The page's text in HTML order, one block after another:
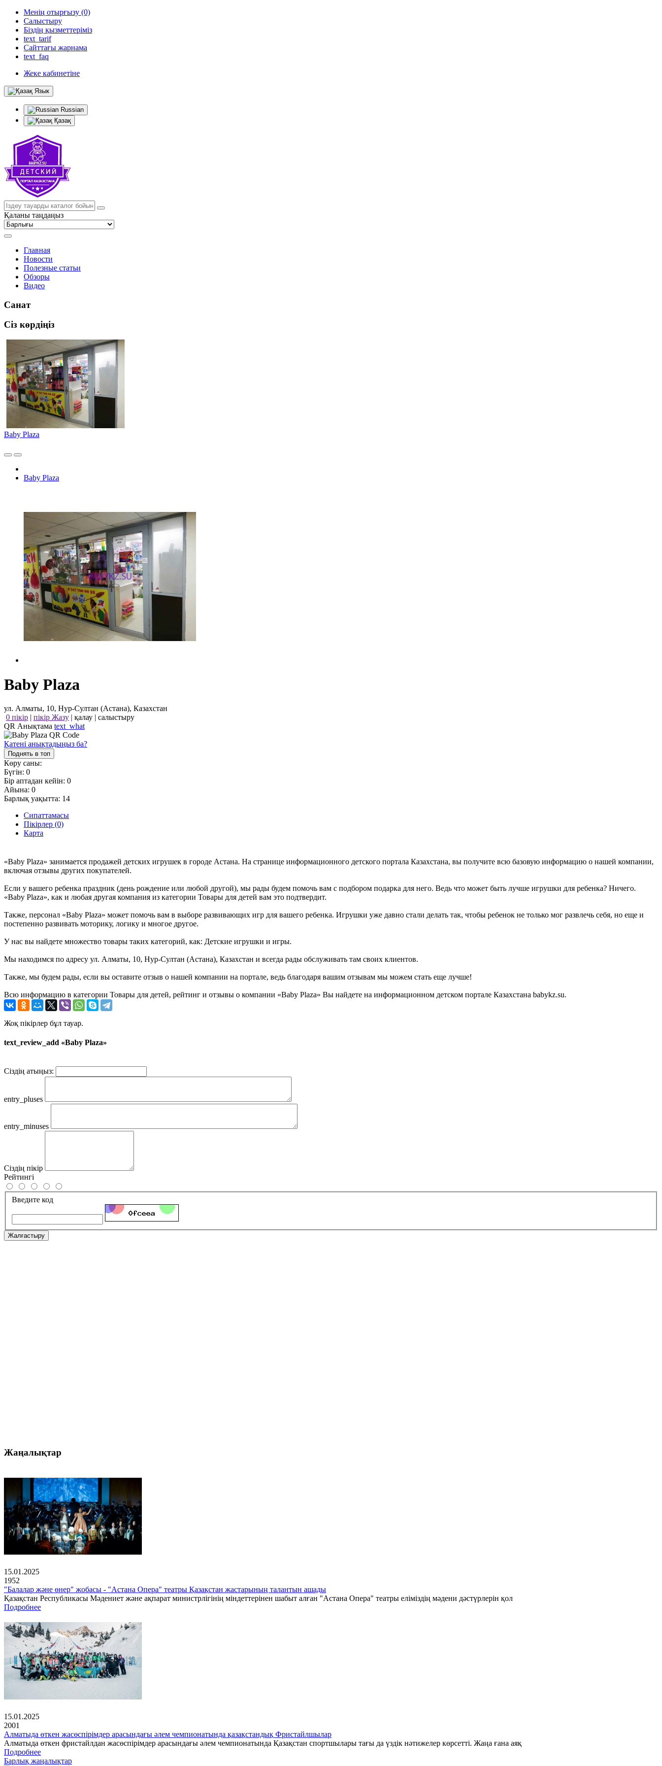
Менің отырғызу (0)
Салыстыру
Біздің қызметтеріміз
text_tarif
Сайттағы жарнама
text_faq
Жеке кабинетіне
Язык
Russian
Қазақ
Қаланы таңдаңыз
Главная
Новости
Полезные статьи
Обзоры
Видео
Санат
Сіз көрдіңіз
Baby Plaza
Baby Plaza
Baby Plaza
ул. Алматы, 10, Нур-Султан (Астана), Казахстан
0 пікір | пікір Жазу | қалау | салыстыру
QR Анықтама text_what
Қатені анықтадыңыз ба?
Поднять в топ
Көру саны:
Бүгін: 0
Бір аптадан кейін: 0
Айына: 0
Барлық уақытта: 14
Сипаттамасы
Пікірлер (0)
Карта
«Baby Plaza» занимается продажей детских игрушек в городе Астана. На странице информационного детского портала Казахстана, вы получите всю базовую информацию о нашей компании,
включая отзывы других покупателей.
Если у вашего ребенка праздник (день рождение или любой другой), мы рады будем помочь вам с подбором подарка для него. Ведь что может быть лучше игрушки для ребенка? Ничего.
«Baby Plaza», как и любая другая компания из категории Товары для детей вам это подтвердит.
Также, персонал «Baby Plaza» может помочь вам в выборе развивающих игр для вашего ребенка. Игрушки уже давно стали делать так, чтобы ребенок не только мог развлечь себя, но еще и
постепенно развивать моторику, логику и многое другое.
У нас вы найдете множество товары таких категорий, как: Детские игрушки и игры.
Мы находимся по адресу ул. Алматы, 10, Нур-Султан (Астана), Казахстан и всегда рады обслуживать там своих клиентов.
Также, мы будем рады, если вы оставите отзыв о нашей компании на портале, ведь благодаря вашим отзывам мы можем стать еще лучше!
Всю информацию в категории Товары для детей, рейтинг и отзывы о компании «Baby Plaza» Вы найдете на информационном детском портале Казахстана babykz.su.
Жоқ пікірлер бұл тауар.
text_review_add «Baby Plaza»
Сіздің атыңыз:
entry_pluses
entry_minuses
Сіздің пікір
Рейтингі
Введите код
Жалғастыру
Жаңалықтар
15.01.2025
1952
"Балалар және өнер" жобасы - "Астана Опера" театры Қазақстан жастарының талантын ашады
Қазақстан Республикасы Мәдениет және ақпарат министрлігінің міндеттерінен шабыт алған "Астана Опера" театры еліміздің мәдени дәстүрлерін қол
Подробнее
15.01.2025
2001
Алматыда өткен жасөспірімдер арасындағы әлем чемпионатында қазақстандық Фристайлшылар
Алматыда өткен фристайлдан жасөспірімдер арасындағы әлем чемпионатында Қазақстан спортшылары тағы да үздік нәтижелер көрсетті. Жаңа ғана аяқ
Подробнее
Барлық жаңалықтар